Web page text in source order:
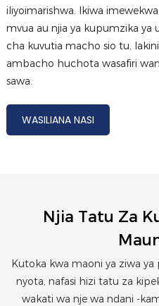
iliyoimarishwa. Ikiwa
mvua au njia ya kupumzika ya
cha kuvutia macho sio tu,
ambacho huchota wasafiri
sawa.
WASILIANA NASI
Njia Tatu Za
Kutoka kwa maoni ya ziwa
nyota, nafasi hizi tatu za
wakati wa nje wa ndani -